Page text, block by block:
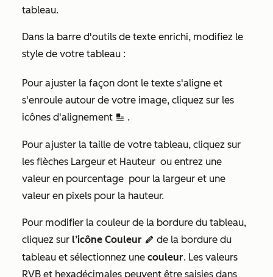
tableau.
Dans la barre d'outils de texte enrichi, modifiez le
style de votre tableau :
Pour ajuster la façon dont le texte s'aligne et
s'enroule autour de votre image, cliquez sur les
icônes d'alignement inline .
Pour ajuster la taille de votre tableau, cliquez sur
les flèches Largeur et Hauteur ou entrez une
valeur en pourcentage pour la largeur et une
valeur en pixels pour la hauteur.
Pour modifier la couleur de la bordure du tableau,
cliquez sur l’icône Couleur edit de la bordure du
tableau et sélectionnez une couleur. Les valeurs
RVB et hexadécimales peuvent être saisies dans